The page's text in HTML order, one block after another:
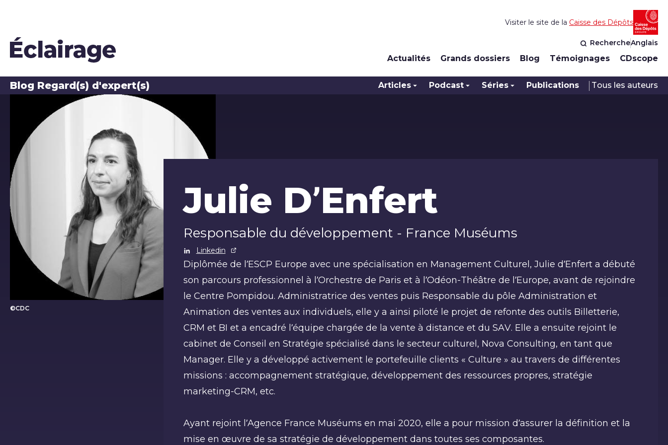
Actualités Grands dossiers Blog Témoignages CDscope
RechercheAnglais
Visiter le site de la Caisse des Dépôts
Blog Regard(s) d'expert(s) Articles Podcast Séries Publications Tous les auteurs
Les auteurs du blog
Julie D’Enfert
©CDC
Julie D’Enfert
Responsable du développement - France Muséums
Linkedin
Diplômée de l’ESCP Europe avec une spécialisation en Management Culturel, Julie d’Enfert a débuté
son parcours professionnel à l’Orchestre de Paris et à l’Odéon-Théâtre de l’Europe, avant de rejoindre
le Centre Pompidou. Administratrice des ventes puis Responsable du pôle Administration et
Animation des ventes aux individuels, elle y a ainsi piloté le projet de refonte des outils Billetterie,
CRM et BI et a encadré l’équipe chargée de la vente à distance et du SAV. Elle a ensuite rejoint le
cabinet de Conseil en Stratégie spécialisé dans le secteur culturel, Nova Consulting, en tant que
Manager. Elle y a développé activement le portefeuille clients « Culture » au travers de différentes
missions : accompagnement stratégique, développement des ressources propres, stratégie
marketing-CRM, etc.
Ayant rejoint l’Agence France Muséums en mai 2020, elle a pour mission d’assurer la définition et la
mise en œuvre de sa stratégie de développement dans toutes ses composantes.